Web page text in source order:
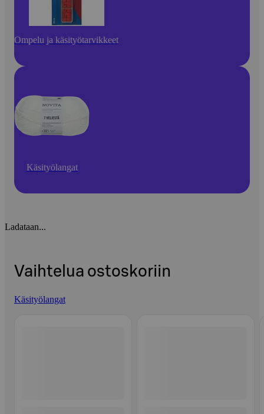
Ompelu ja käsityötarvikkeet
Käsityölangat
Ladataan...
Vaihtelua ostoskoriin
Käsityölangat